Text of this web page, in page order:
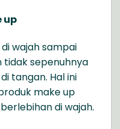
up
wajah sampai
tidak sepenuhnya
tangan. Hal ini
make up
di wajah.